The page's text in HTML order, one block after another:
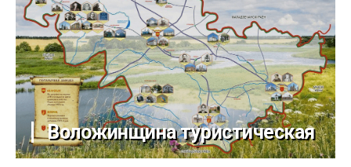
Воложинщина туристическая